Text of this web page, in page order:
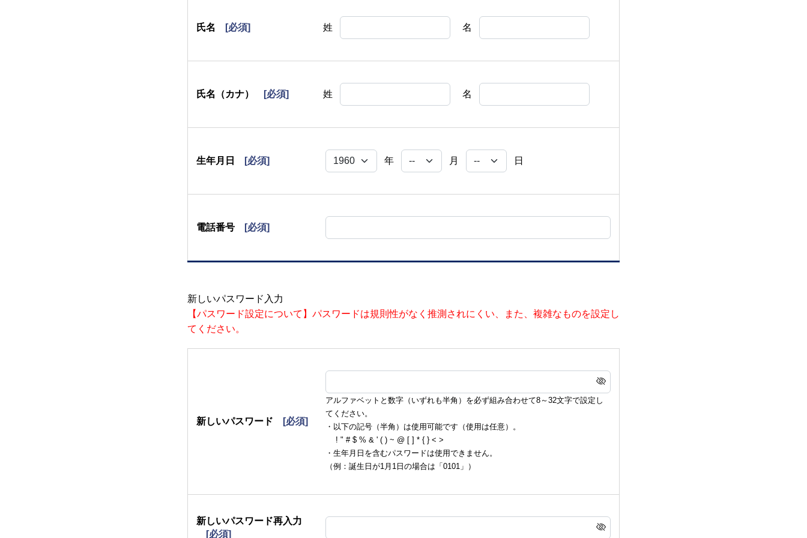
氏名 [必須] 姓 名
氏名（カナ） [必須] 姓 名
生年月日 [必須] 年 月 日
電話番号 [必須]
新しいパスワード入力
【パスワード設定について】パスワードは規則性がなく推測されにくい、また、複雑なものを設定し
てください。
新しいパスワード [必須]
アルファベットと数字（いずれも半角）を必ず組み合わせて8～32文字で設定し
てください。
・以下の記号（半角）は使用可能です（使用は任意）。
! " # $ % & ' ( ) ~ @ [ ] * { } < >
・生年月日を含むパスワードは使用できません。
（例：誕生日が1月1日の場合は「0101」）
新しいパスワード再入力
[必須]